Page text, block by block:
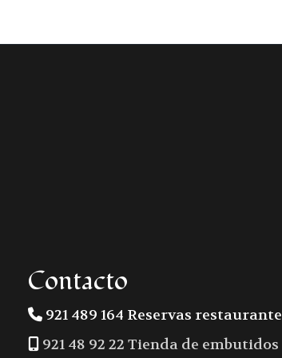
Contacto
921 489 164 Reservas restaurante
921 48 92 22 Tienda de embutidos